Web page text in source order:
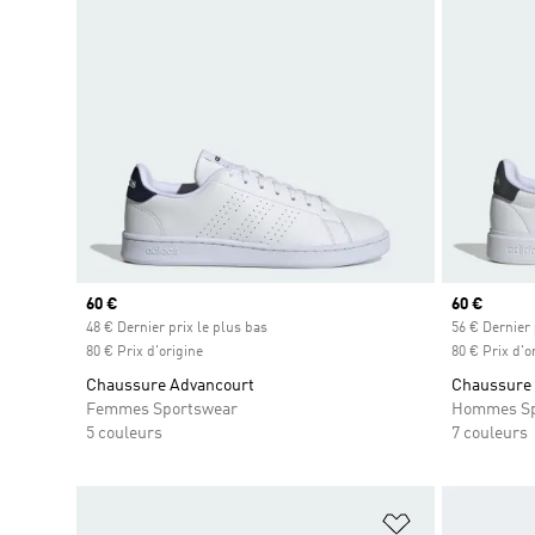
Prix actuel
60 €
48 € Dernier prix le plus bas
80 € Prix d'origine
Chaussure Advancourt
Femmes Sportswear
5 couleurs
Prix actuel
60 €
56 €
80 € Prix
Hommes
7 couleurs